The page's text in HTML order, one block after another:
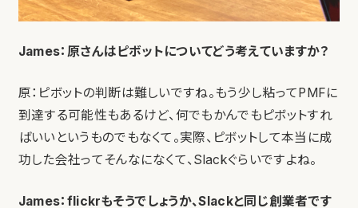
James：原さんはピボットについてどう考えていますか？
原：ピボットの判断は難しいですね。もう少し粘ってPMFに
到達する可能性もあるけど、何でもかんでもピボットすれ
ばいいというものでもなくて。実際、ピボットして本当に成
功した会社ってそんなになくて、Slackぐらいですよね。
James：flickrもそうでしょうか、Slackと同じ創業者です